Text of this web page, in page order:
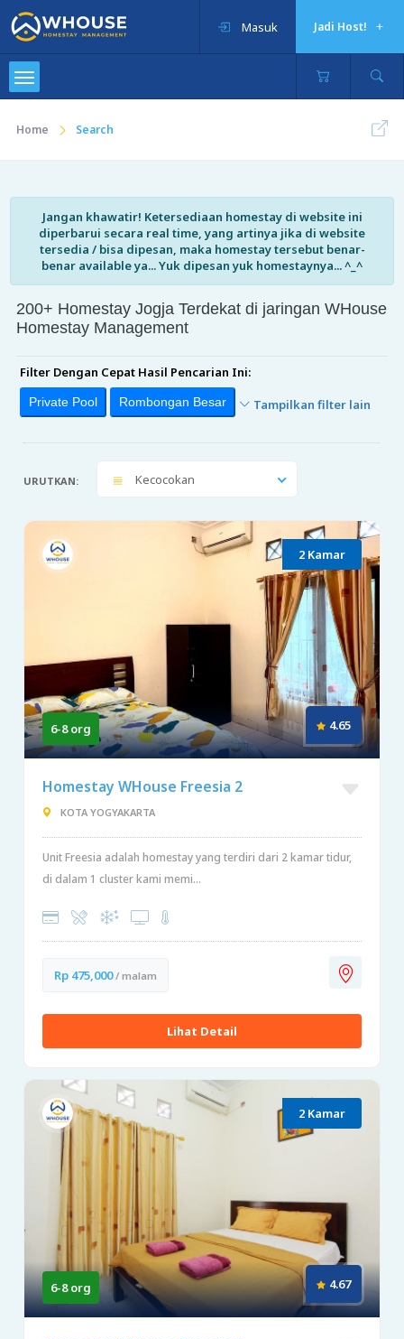
Jadi Host!
Masuk
Home Search
Jangan khawatir! Ketersediaan homestay di website ini
diperbarui secara real time, yang artinya jika di website
tersedia / bisa dipesan, maka homestay tersebut benar-
benar available ya... Yuk dipesan yuk homestaynya... ^_^
200+ Homestay Jogja Terdekat di jaringan WHouse
Homestay Management
Filter Dengan Cepat Hasil Pencarian Ini:
Private Pool Rombongan Besar Tampilkan filter lain
URUTKAN: Kecocokan
2 Kamar
6-8 org 4.65
Homestay WHouse Freesia 2
KOTA YOGYAKARTA
Unit Freesia adalah homestay yang terdiri dari 2 kamar tidur,
di dalam 1 cluster kami memi...
Rp 475,000/ malam
Lihat Detail
2 Kamar
6-8 org 4.67